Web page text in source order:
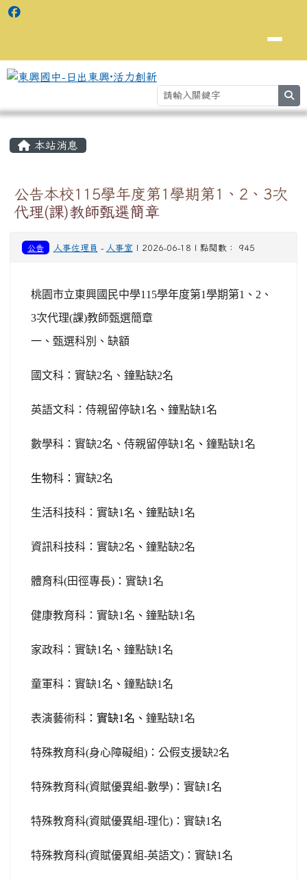
本站消息
公告本校115學年度第1學期第1、2、3次
代理(課)教師甄選簡章
公告 人事佐理員 - 人事室 | 2026-06-18 | 點閱數： 945
桃園市立東興國民中學115學年度第1學期第1、2、
3次代理(課)教師甄選簡章
一、甄選科別、缺額
國文科：實缺2名、鐘點缺2名
英語文科：侍親留停缺1名 、 鐘點缺1名
數學科：實缺2名、侍親留停缺1名 、 鐘點缺1名
生物科 ： 實缺2名
生活科技科：實缺1名 、 鐘點缺1名
資訊科技科：實缺2名 、 鐘點缺2名
體育科(田徑專長)：實缺1名
健康教育科：實缺1名 、 鐘點缺1名
家政科：實缺1名 、 鐘點缺1名
童軍科：實缺1名 、 鐘點缺1名
表演藝術科 ：實缺1名、 鐘點缺1名
特殊教育科(身心障礙組)：公假支援缺2名
特殊教育科(資賦優異組-數學)：實缺1名
特殊教育科(資賦優異組-理化)：實缺1名
特殊教育科(資賦優異組-英語文)：實缺1名